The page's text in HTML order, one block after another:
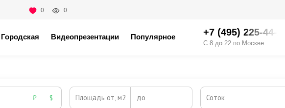
0 0
Городская Видеопрезентации Популярное +7 (495) 225-44-XX
С 8 до 22 по Москве
₽ $ Площадь от, м2 до Соток